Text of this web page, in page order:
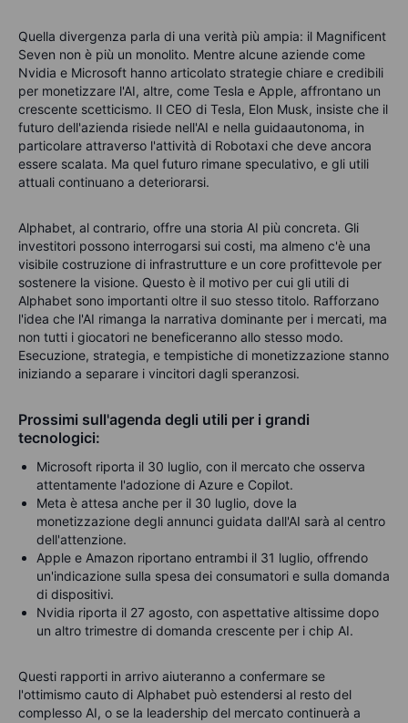
Quella divergenza parla di una verità più ampia: il Magnificent
Seven non è più un monolito. Mentre alcune aziende come
Nvidia e Microsoft hanno articolato strategie chiare e credibili
per monetizzare l'AI, altre, come Tesla e Apple, affrontano un
crescente scetticismo. Il CEO di Tesla, Elon Musk, insiste che il
futuro dell'azienda risiede nell'AI e nella guidaautonoma, in
particolare attraverso l'attività di Robotaxi che deve ancora
essere scalata. Ma quel futuro rimane speculativo, e gli utili
attuali continuano a deteriorarsi.
Alphabet, al contrario, offre una storia AI più concreta. Gli
investitori possono interrogarsi sui costi, ma almeno c'è una
visibile costruzione di infrastrutture e un core profittevole per
sostenere la visione. Questo è il motivo per cui gli utili di
Alphabet sono importanti oltre il suo stesso titolo. Rafforzano
l'idea che l'AI rimanga la narrativa dominante per i mercati, ma
non tutti i giocatori ne beneficeranno allo stesso modo.
Esecuzione, strategia, e tempistiche di monetizzazione stanno
iniziando a separare i vincitori dagli speranzosi.
Prossimi sull'agenda degli utili per i grandi
tecnologici:
Microsoft riporta il 30 luglio, con il mercato che osserva
attentamente l'adozione di Azure e Copilot.
Meta è attesa anche per il 30 luglio, dove la
monetizzazione degli annunci guidata dall'AI sarà al centro
dell'attenzione.
Apple e Amazon riportano entrambi il 31 luglio, offrendo
un'indicazione sulla spesa dei consumatori e sulla domanda
di dispositivi.
Nvidia riporta il 27 agosto, con aspettative altissime dopo
un altro trimestre di domanda crescente per i chip AI.
Questi rapporti in arrivo aiuteranno a confermare se
l'ottimismo cauto di Alphabet può estendersi al resto del
complesso AI, o se la leadership del mercato continuerà a